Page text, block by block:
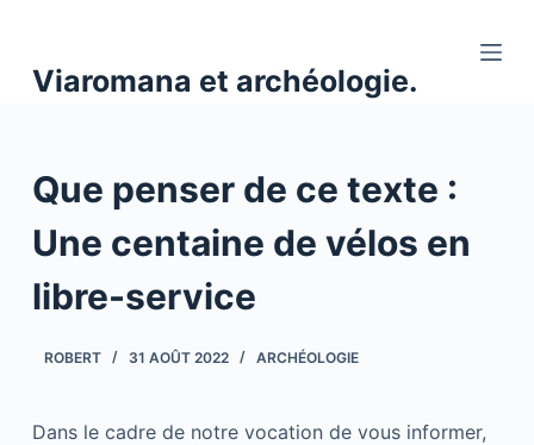
u
o
n
Viaromana et archéologie.
Que penser de ce texte :
Une centaine de vélos en
libre-service
ROBERT 31 AOÛT 2022 ARCHÉOLOGIE
Dans le cadre de notre vocation de vous informer,